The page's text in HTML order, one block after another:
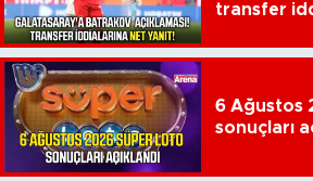
transfer
6 Ağustos
sonuçları